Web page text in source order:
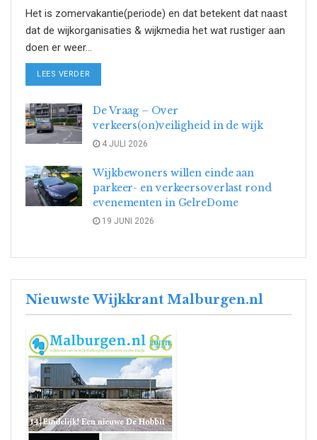
Het is zomervakantie(periode) en dat betekent dat naast
dat de wijkorganisaties & wijkmedia het wat rustiger aan
doen er weer...
LEES VERDER
De Vraag – Over
verkeers(on)veiligheid in de wijk
4 JULI 2026
Wijkbewoners willen einde aan
parkeer- en verkeersoverlast rond
evenementen in GelreDome
19 JUNI 2026
Nieuwste Wijkkrant Malburgen.nl